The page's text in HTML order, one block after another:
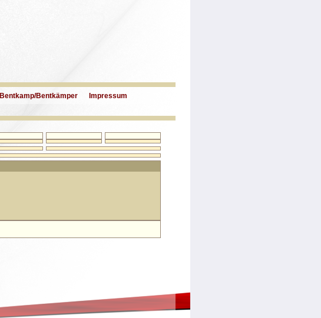
Bentkamp/Bentkämper Impressum